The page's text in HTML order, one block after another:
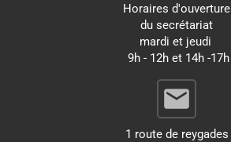
Horaires d'ouverture
du secrétariat
mardi et jeudi
9h - 12h et 14h -17h
email
1 route de reygades